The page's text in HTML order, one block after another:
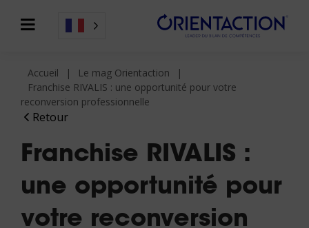
Retour
Accueil
Le mag Orientaction
Franchise RIVALIS : une opportunité pour votre
reconversion professionnelle
Franchise RIVALIS :
une opportunité pour
votre reconversion